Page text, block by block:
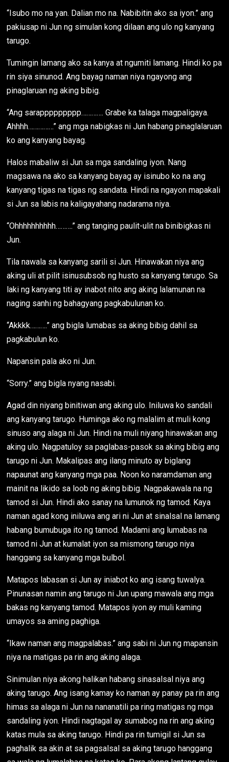
“Isubo mo na yan. Dalian mo na. Nabibitin ako sa iyon.” ang
pakiusap ni Jun ng simulan kong dilaan ang ulo ng kanyang
tarugo.
Tumingin lamang ako sa kanya at ngumiti lamang. Hindi ko pa
rin siya sinunod. Ang bayag naman niya ngayong ang
pinaglaruan ng aking bibig.
“Ang sarappppppppp…………. Grabe ka talaga magpaligaya.
Ahhhh……………” ang mga nabigkas ni Jun habang pinaglalaruan
ko ang kanyang bayag.
Halos mabaliw si Jun sa mga sandaling iyon. Nang
magsawa na ako sa kanyang bayag ay isinubo ko na ang
kanyang tigas na tigas ng sandata. Hindi na ngayon mapakali
si Jun sa labis na kaligayahang nadarama niya.
“Ohhhhhhhhhh……….” ang tanging paulit-ulit na binibigkas ni
Jun.
Tila nawala sa kanyang sarili si Jun. Hinawakan niya ang
aking uli at pilit isinusubsob ng husto sa kanyang tarugo. Sa
laki ng kanyang titi ay inabot nito ang aking lalamunan na
naging sanhi ng bahagyang pagkabulunan ko.
“Akkkk……….” ang bigla lumabas sa aking bibig dahil sa
pagkabulun ko.
Napansin pala ako ni Jun.
“Sorry.” ang bigla nyang nasabi.
Agad din niyang binitiwan ang aking ulo. Iniluwa ko sandali
ang kanyang tarugo. Huminga ako ng malalim at muli kong
sinuso ang alaga ni Jun. Hindi na muli niyang hinawakan ang
aking ulo. Nagpatuloy sa paglabas-pasok sa aking bibig ang
tarugo ni Jun. Makalipas ang ilang minuto ay biglang
napaunat ang kanyang mga paa. Noon ko naramdaman ang
mainit na likido sa loob ng aking bibig. Nagpakawala na ng
tamod si Jun. Hindi ako sanay na lumunok ng tamod. Kaya
naman agad kong iniluwa ang ari ni Jun at sinalsal na lamang
habang bumubuga ito ng tamod. Madami ang lumabas na
tamod ni Jun at kumalat iyon sa mismong tarugo niya
hanggang sa kanyang mga bulbol.
Matapos labasan si Jun ay iniabot ko ang isang tuwalya.
Pinunasan namin ang tarugo ni Jun upang mawala ang mga
bakas ng kanyang tamod. Matapos iyon ay muli kaming
umayos sa aming paghiga.
“Ikaw naman ang magpalabas.” ang sabi ni Jun ng mapansin
niya na matigas pa rin ang aking alaga.
Sinimulan niya akong halikan habang sinasalsal niya ang
aking tarugo. Ang isang kamay ko naman ay panay pa rin ang
himas sa alaga ni Jun na nananatili pa ring matigas ng mga
sandaling iyon. Hindi nagtagal ay sumabog na rin ang aking
katas mula sa aking tarugo. Hindi pa rin tumigil si Jun sa
paghalik sa akin at sa pagsalsal sa aking tarugo hanggang